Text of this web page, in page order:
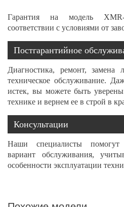
Гарантия на модель XMR-
соответствии с условиями от
Постгарантийное
Диагностика, ремонт, замена
техническое обслуживание.
истек, вы можете быть
технике и вернем ее в строй в
Консультации
Наши специалисты помогут
вариант обслуживания,
особенности эксплуатации